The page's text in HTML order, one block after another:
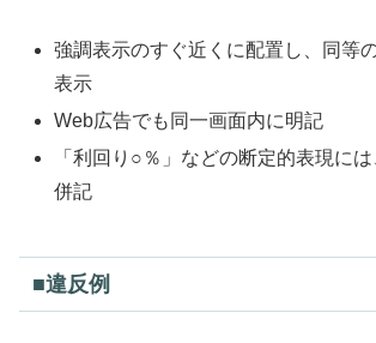
強調表示のすぐ近くに配置し、同等
表示
Web広告でも同一画面内に明記
「利回り○％」などの断定的表現に
併記
■違反例